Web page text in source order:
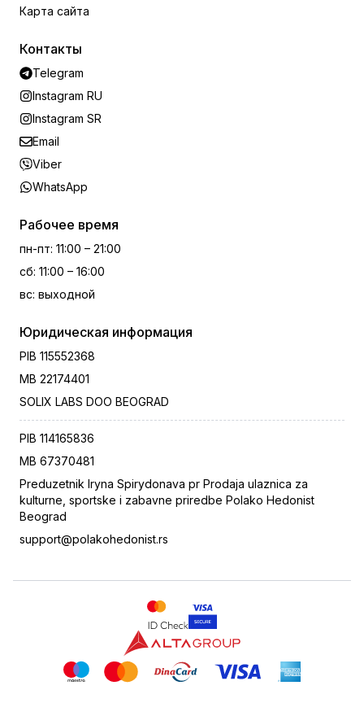
Карта сайта
Контакты
Telegram
Instagram RU
Instagram SR
Email
Viber
WhatsApp
Рабочее время
пн-пт: 11:00 – 21:00
сб: 11:00 – 16:00
вс: выходной
Юридическая информация
PIB 115552368
MB 22174401
SOLIX LABS DOO BEOGRAD
PIB 114165836
MB 67370481
Preduzetnik Iryna Spirydonava pr Prodaja ulaznica za
kulturne, sportske i zabavne priredbe Polako Hedonist
Beograd
support@polakohedonist.rs